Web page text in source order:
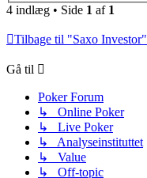
4 indlæg • Side 1 af 1
Tilbage til "Saxo Investor"
Gå til
Poker Forum
↳ Online Poker
↳ Live Poker
↳ Analyseinstituttet
↳ Value
↳ Off-topic